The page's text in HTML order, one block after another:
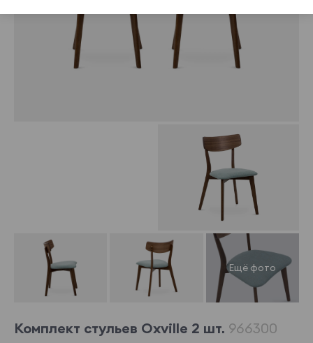
Комплект стульев Oxville 2 шт. 966300